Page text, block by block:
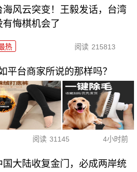
海风云突变！王毅发话，台湾
有悔棋机会了
热 阅读 215813
平台商家所说的那样吗？
阅读 31145 4小时前
国大陆收复金门，必成两岸统